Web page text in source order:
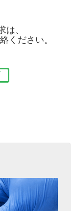
、
ください。